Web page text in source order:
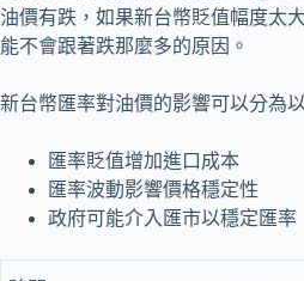
油價有跌，如果新台幣貶值幅度太
能不會跟著跌那麼多的原因。
新台幣匯率對油價的影響可以分為
匯率貶值增加進口成本
匯率波動影響價格穩定性
政府可能介入匯市以穩定匯率